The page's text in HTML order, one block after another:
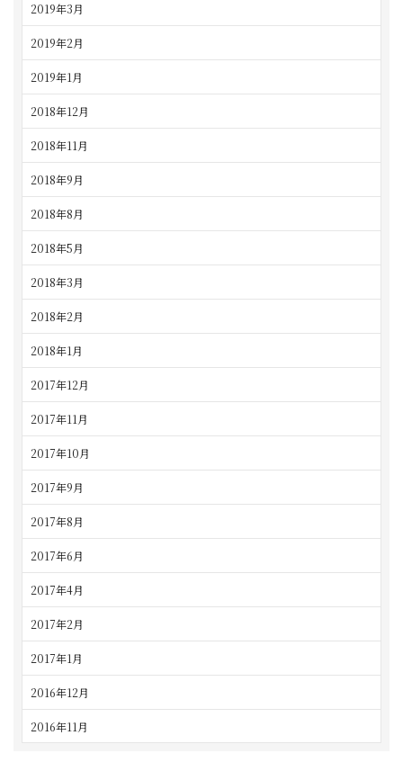
2019年3月
2019年2月
2019年1月
2018年12月
2018年11月
2018年9月
2018年8月
2018年5月
2018年3月
2018年2月
2018年1月
2017年12月
2017年11月
2017年10月
2017年9月
2017年8月
2017年6月
2017年4月
2017年2月
2017年1月
2016年12月
2016年11月